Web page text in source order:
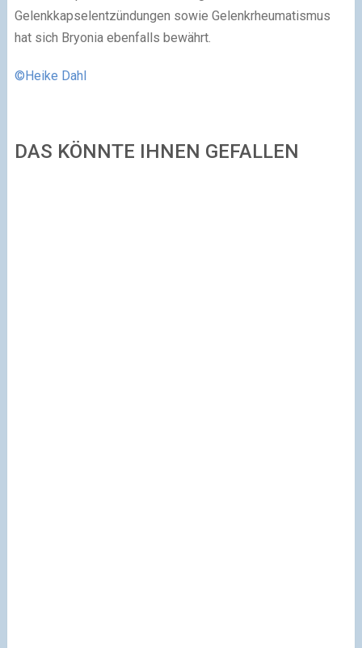
Gelenkkapselentzündungen sowie Gelenkrheumatismus
hat sich Bryonia ebenfalls bewährt.
©Heike Dahl
DAS KÖNNTE IHNEN GEFALLEN